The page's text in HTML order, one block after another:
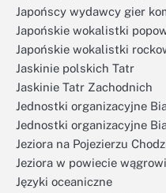
Japońscy wydawcy gier
Japońskie wokalistki
Japońskie wokalistki
Jaskinie polskich Tatr
Jaskinie Tatr Zachodnich
Jednostki organizacyjne
Jednostki organizacyjne
Jeziora na Pojezierzu
Jeziora w powiecie
Języki oceaniczne